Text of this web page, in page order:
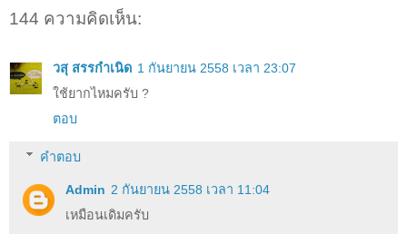
144 ความคิดเห็น:
วสุ สรรกำเนิด 1 กันยายน 2558 เวลา 23:07
ใช้ยากไหมครับ ?
ตอบ
คำตอบ
Admin 2 กันยายน 2558 เวลา 11:04
เหมือนเดิมครับ